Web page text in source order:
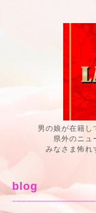
男の娘が在籍し
県外のニュ
みなさま怖れ
blog